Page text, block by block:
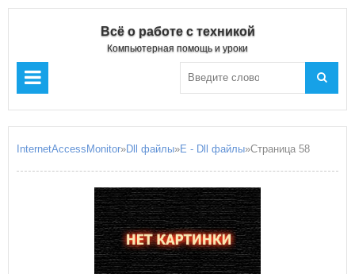
Всё о работе с техникой
Компьютерная помощь и уроки
InternetAccessMonitor»Dll файлы»E - Dll файлы»Страница 58